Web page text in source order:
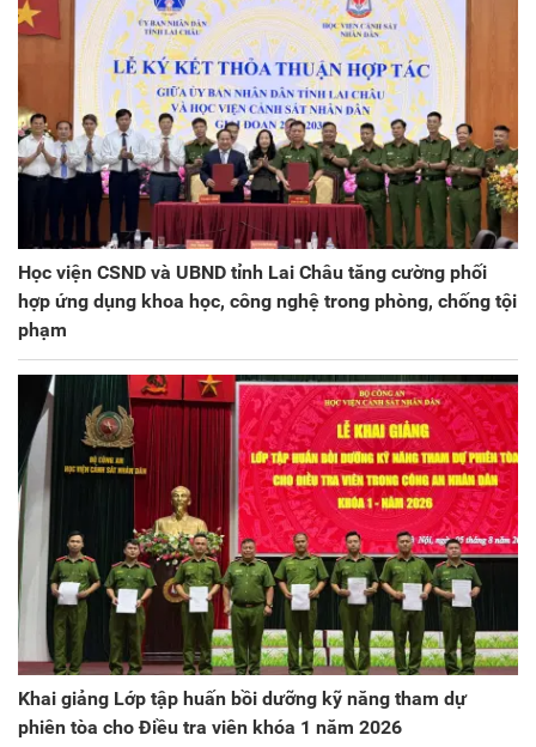
Học viện CSND và UBND tỉnh Lai Châu tăng cường phối
hợp ứng dụng khoa học, công nghệ trong phòng, chống tội
phạm
Khai giảng Lớp tập huấn bồi dưỡng kỹ năng tham dự
phiên tòa cho Điều tra viên khóa 1 năm 2026